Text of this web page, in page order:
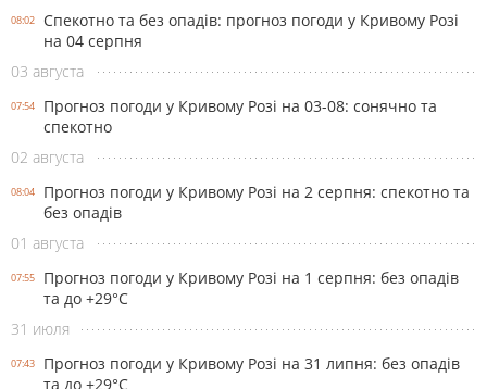
08:02
Спекотно та без опадів: прогноз погоди у Кривому Розі
на 04 серпня
03 августа
07:54
Прогноз погоди у Кривому Розі на 03-08: сонячно та
спекотно
02 августа
08:04
Прогноз погоди у Кривому Розі на 2 серпня: спекотно та
без опадів
01 августа
07:55
Прогноз погоди у Кривому Розі на 1 серпня: без опадів
та до +29°С
31 июля
07:43
Прогноз погоди у Кривому Розі на 31 липня: без опадів
та до +29°С